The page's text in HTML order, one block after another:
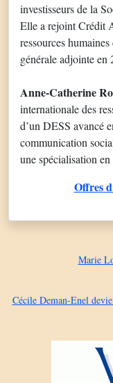
investisseurs de la
Elle a rejoint Crédit
ressources
générale adjointe en
Anne-Catherine
internationale des
d’un DESS avancé
communication
une spécialisation
Offres
Marie
Cécile Deman-Enel